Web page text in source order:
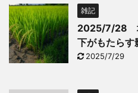
雑記
2025/7/28
下がもたら
2025/7/29